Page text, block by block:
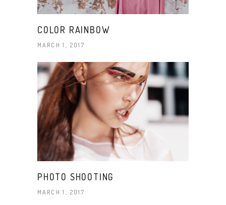
COLOR RAINBOW
MARCH 1, 2017
PHOTO SHOOTING
MARCH 1, 2017